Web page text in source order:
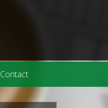
Contact